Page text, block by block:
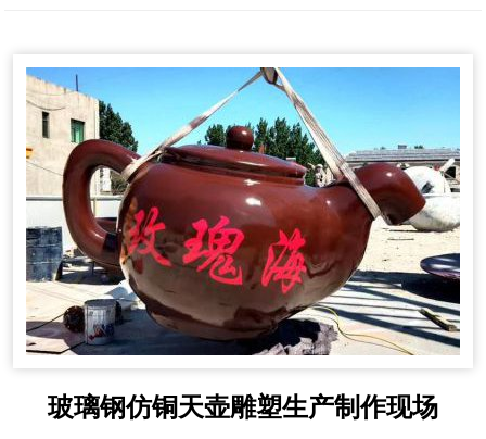
玻璃钢仿铜天壶雕塑生产制作现场